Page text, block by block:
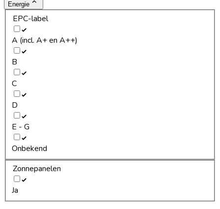
Energie
EPC-label
A (incl. A+ en A++)
B
C
D
E - G
Onbekend
Zonnepanelen
Ja